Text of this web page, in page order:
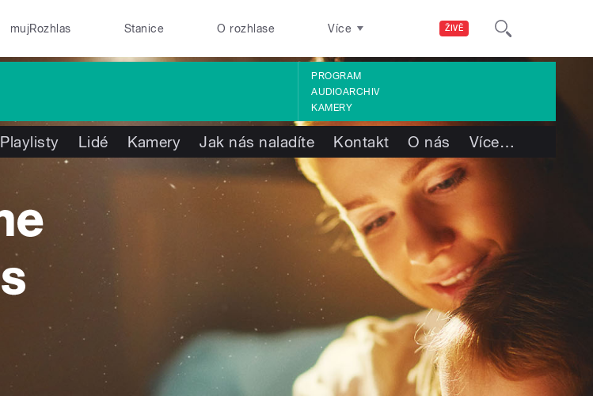
ŽIVĚ
mujRozhlas Stanice O rozhlase Více
PROGRAM
AUDIOARCHIV
KAMERY
Playlisty Lidé Kamery Jak nás naladíte Kontakt O nás Více…